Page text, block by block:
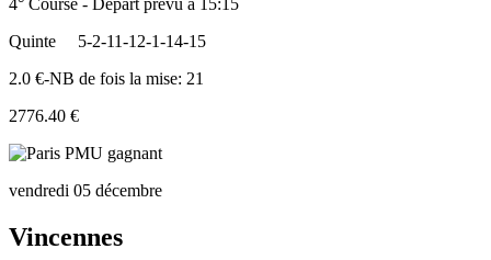
4° Course - Départ prévu à 15:15
Quinte
5-2-11-12-1-14-15
2.0 €-NB de fois la mise: 21
2776.40 €
vendredi 05 décembre
Vincennes